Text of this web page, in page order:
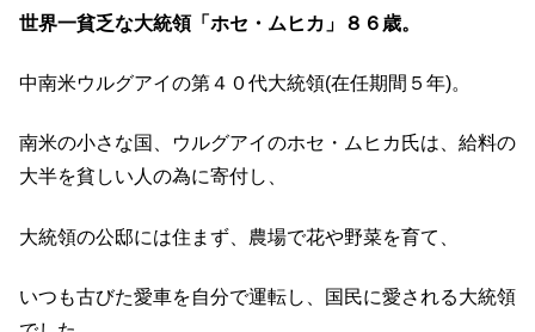
世界一貧乏な大統領「ホセ・ムヒカ」８６歳。
中南米ウルグアイの第４０代大統領(在任期間５年)。
南米の小さな国、ウルグアイのホセ・ムヒカ氏は、給料の
大半を貧しい人の為に寄付し、
大統領の公邸には住まず、農場で花や野菜を育て、
いつも古びた愛車を自分で運転し、国民に愛される大統領